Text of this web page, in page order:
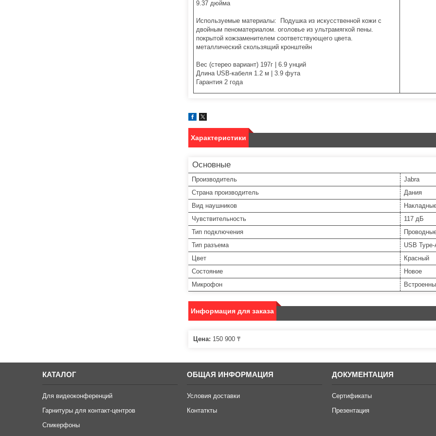
9.37 дюйма
Используемые материалы: Подушка из искусственной кожи с
двойным пеноматериалом. оголовье из ультрамягкой пены.
покрытой кожзаменителем соответствующего цвета.
металлический скользящий кронштейн
Вес (стерео вариант) 197г | 6.9 унций
Длина USB-кабеля 1.2 м | 3.9 фута
Гарантия 2 года
Характеристики
Основные
Производитель
Jabra
Страна производитель
Дания
Вид наушников
Чувствительность
117 дБ
Тип подключения
Тип разъема
USB Type-
Цвет
Красный
Состояние
Новое
Микрофон
Информация для заказа
Цена: 150 900 ₸
КАТАЛОГ
Для видеоконференций
Гарнитуры для контакт-центров
Спикерфоны
ОБЩАЯ ИНФОРМАЦИЯ
Условия доставки
Контаткты
ДОКУМЕНТАЦИЯ
Сертификаты
Презентация